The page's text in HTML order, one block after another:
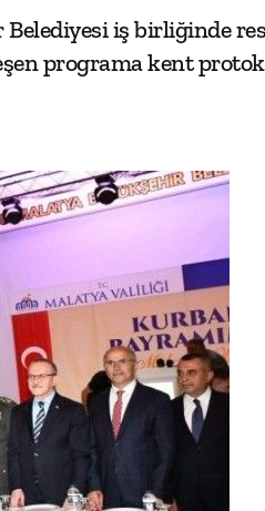
Belediyesi iş birliğinde
programa kent